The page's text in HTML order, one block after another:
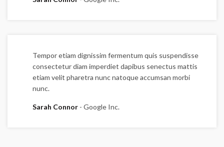
Tempor etiam dignissim fermentum quis suspendisse
consectetur diam imperdiet dapibus senectus mattis
etiam velit pharetra nunc natoque accumsan morbi
nunc.
Sarah Connor Google Inc.